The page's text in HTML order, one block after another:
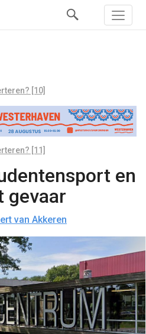
[10]
[11]
en
gevaar
van Akkeren